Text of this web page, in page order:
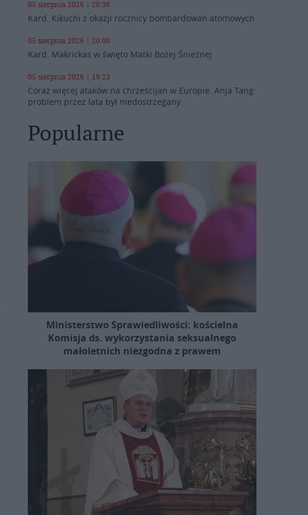
05 sierpnia 2026 | 20:38
Kard. Kikuchi z okazji rocznicy bombardowań atomowych
05 sierpnia 2026 | 20:00
Kard. Makrickas w święto Matki Bożej Śnieżnej
05 sierpnia 2026 | 19:23
Coraz więcej ataków na chrześcijan w Europie. Anja Tang:
problem przez lata był niedostrzegany
Popularne
Ministerstwo Sprawiedliwości: kościelna
Komisja ds. wykorzystania seksualnego
małoletnich niezgodna z prawem